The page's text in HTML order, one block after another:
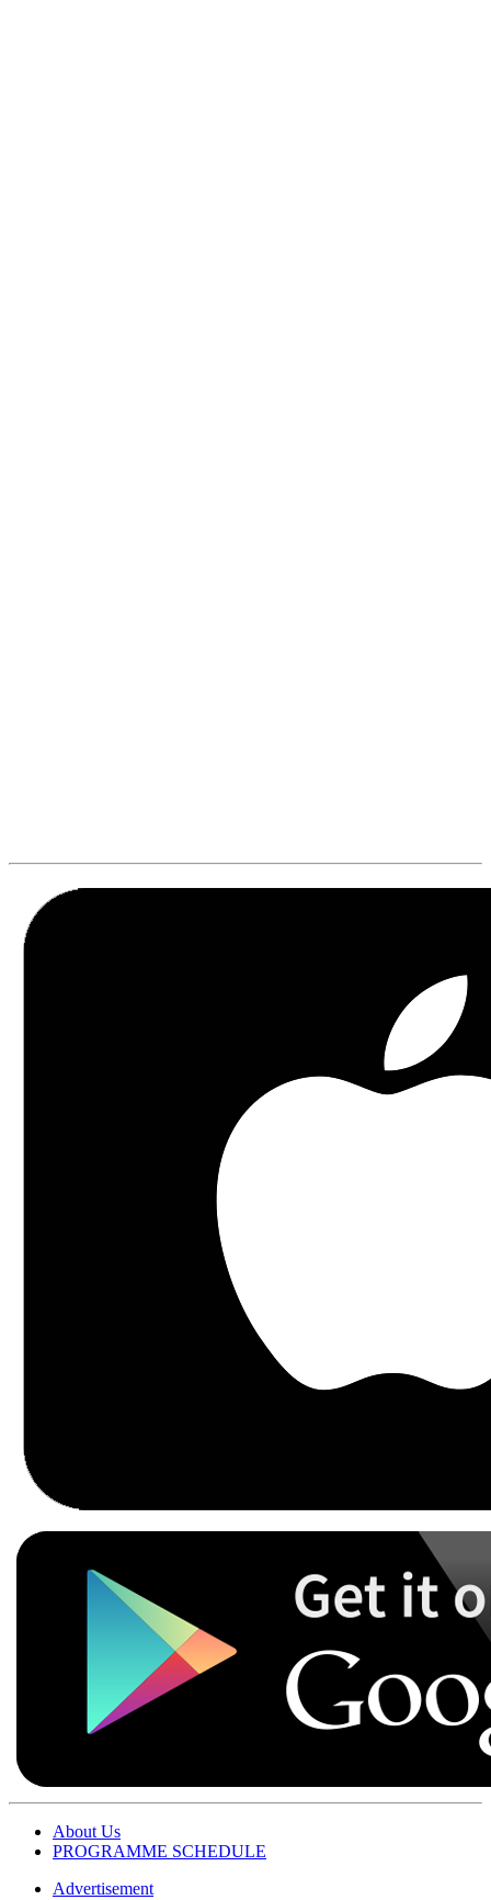
About Us
PROGRAMME SCHEDULE
Advertisement